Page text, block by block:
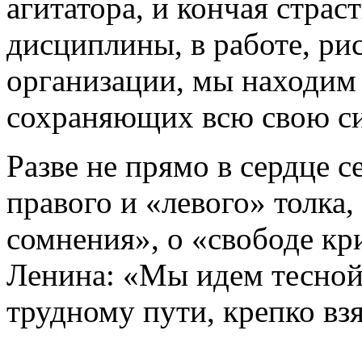
агитатора, и кончая
дисциплины, в работе,
организации, мы
сохраняющих всю свою
Разве не прямо в сердце
правого и «левого»
сомнения», о «свободе
Ленина: «Мы идем
трудному пути, крепко